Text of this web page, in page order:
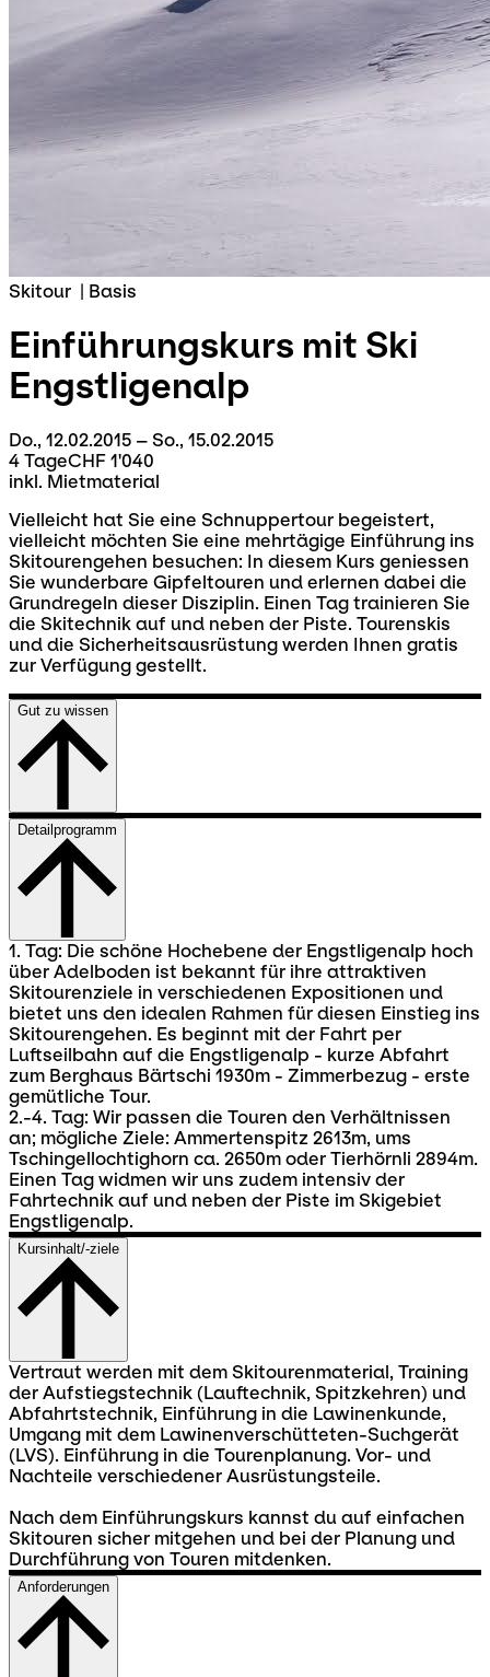
Skitour | Basis
Einführungskurs mit Ski
Engstligenalp
Do., 12.02.2015 – So., 15.02.2015
4 TageCHF 1'040
inkl. Mietmaterial
Vielleicht hat Sie eine Schnuppertour begeistert,
vielleicht möchten Sie eine mehrtägige Einführung ins
Skitourengehen besuchen: In diesem Kurs geniessen
Sie wunderbare Gipfeltouren und erlernen dabei die
Grundregeln dieser Disziplin. Einen Tag trainieren Sie
die Skitechnik auf und neben der Piste. Tourenskis
und die Sicherheitsausrüstung werden Ihnen gratis
zur Verfügung gestellt.
Gut zu wissen
Detailprogramm
1. Tag: Die schöne Hochebene der Engstligenalp hoch
über Adelboden ist bekannt für ihre attraktiven
Skitourenziele in verschiedenen Expositionen und
bietet uns den idealen Rahmen für diesen Einstieg ins
Skitourengehen. Es beginnt mit der Fahrt per
Luftseilbahn auf die Engstligenalp - kurze Abfahrt
zum Berghaus Bärtschi 1930m - Zimmerbezug - erste
gemütliche Tour.
2.-4. Tag: Wir passen die Touren den Verhältnissen
an; mögliche Ziele: Ammertenspitz 2613m, ums
Tschingellochtighorn ca. 2650m oder Tierhörnli 2894m.
Einen Tag widmen wir uns zudem intensiv der
Fahrtechnik auf und neben der Piste im Skigebiet
Engstligenalp.
Kursinhalt/-ziele
Vertraut werden mit dem Skitourenmaterial, Training
der Aufstiegstechnik (Lauftechnik, Spitzkehren) und
Abfahrtstechnik, Einführung in die Lawinenkunde,
Umgang mit dem Lawinenverschütteten-Suchgerät
(LVS). Einführung in die Tourenplanung. Vor- und
Nachteile verschiedener Ausrüstungsteile.
Nach dem Einführungskurs kannst du auf einfachen
Skitouren sicher mitgehen und bei der Planung und
Durchführung von Touren mitdenken.
Anforderungen